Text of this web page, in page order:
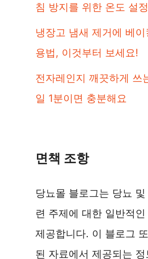
침 방지를 위한 온도 설정
냉장고 냄새 제거에 베
용법, 이것부터 보세요!
전자레인지 깨끗하게 쓰
일 1분이면 충분해요
면책 조항
당뇨몰 블로그는 당뇨
련 주제에 대한 일반적
제공합니다. 이 블로그
된 자료에서 제공되는 정